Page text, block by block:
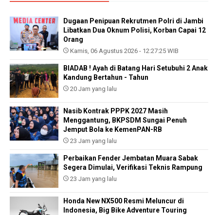
Dugaan Penipuan Rekrutmen Polri di Jambi
Libatkan Dua Oknum Polisi, Korban Capai 12
Orang
Kamis, 06 Agustus 2026 - 12:27:25 WIB
BIADAB ! Ayah di Batang Hari Setubuhi 2 Anak
Kandung Bertahun - Tahun
20 Jam yang lalu
Nasib Kontrak PPPK 2027 Masih
Menggantung, BKPSDM Sungai Penuh
Jemput Bola ke KemenPAN-RB
23 Jam yang lalu
Perbaikan Fender Jembatan Muara Sabak
Segera Dimulai, Verifikasi Teknis Rampung
23 Jam yang lalu
Honda New NX500 Resmi Meluncur di
Indonesia, Big Bike Adventure Touring